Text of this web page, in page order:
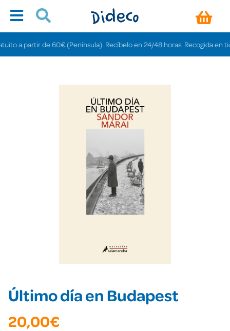
a partir de 60€ (Península). Recíbelo en 24/48 horas. Recogida en
Último día en Budapest
20,00€